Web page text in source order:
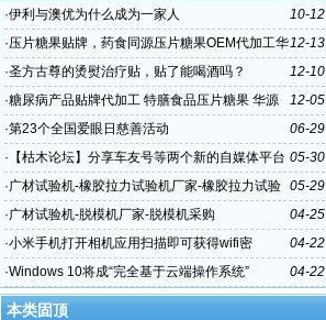
10-12
·伊利与澳优为什么成为一家人
12-13
·压片糖果贴牌，药食同源压片糖果OEM代加工华
源晨泰一站式服务
12-10
·圣方古尊的烫熨治疗贴，贴了能喝酒吗？
12-05
·糖尿病产品贴牌代加工 特膳食品压片糖果 华源
晨泰一站式代加工服务
06-29
·第23个全国爱眼日慈善活动
05-30
· 【枯木论坛】分享车友号等两个新的自媒体平台
05-29
·广材试验机-橡胶拉力试验机厂家-橡胶拉力试验
机定制
04-25
·广材试验机-脱模机厂家-脱模机采购
04-22
·小米手机打开相机应用扫描即可获得wifi密
码？？
04-22
·Windows 10将成“完全基于云端操作系统”
本类固顶